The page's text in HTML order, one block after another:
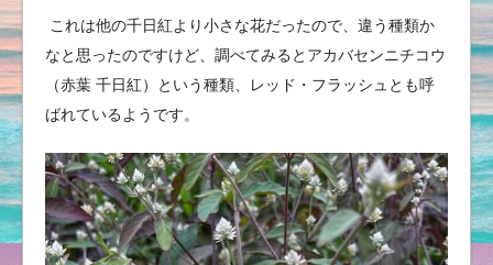
これは他の千日紅より小さな花だったので、違う種類か
なと思ったのですけど、調べてみるとアカバセンニチコウ
（赤葉 千日紅）という種類、レッド・フラッシュとも呼
ばれているようです。